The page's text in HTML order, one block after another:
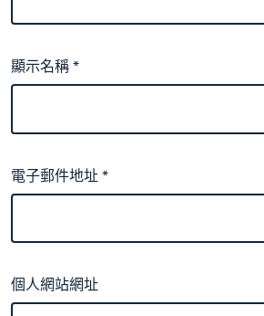
顯示名稱*
電子郵件地址*
個人網站網址